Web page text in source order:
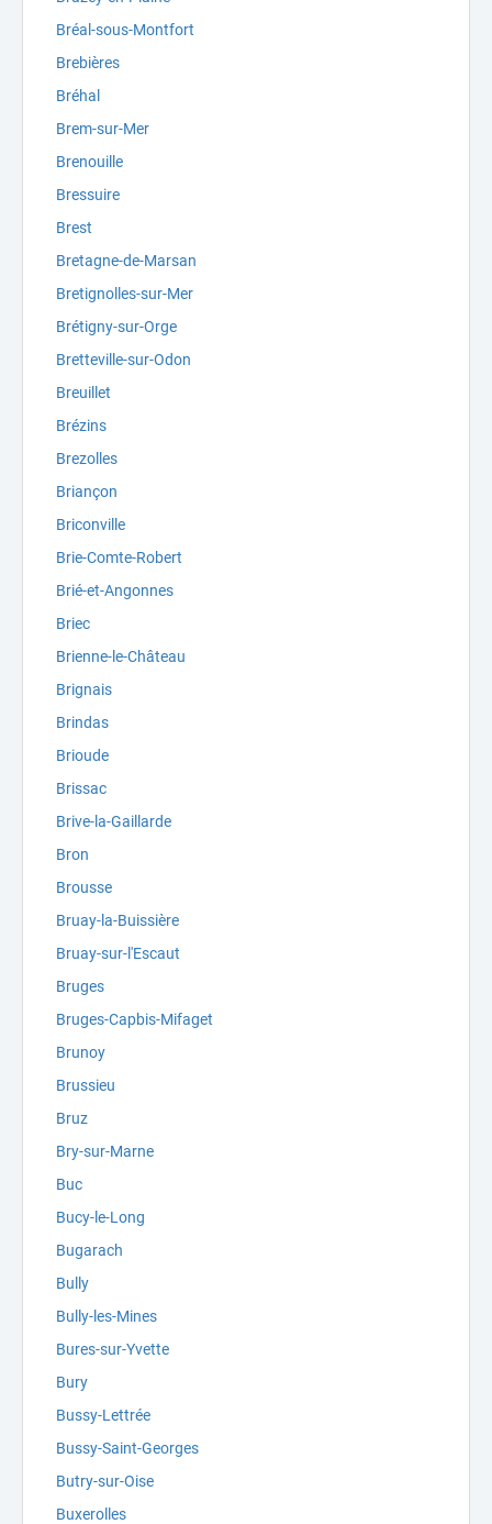
Bréal-sous-Montfort
Brebières
Bréhal
Brem-sur-Mer
Brenouille
Bressuire
Brest
Bretagne-de-Marsan
Bretignolles-sur-Mer
Brétigny-sur-Orge
Bretteville-sur-Odon
Breuillet
Brézins
Brezolles
Briançon
Briconville
Brie-Comte-Robert
Brié-et-Angonnes
Briec
Brienne-le-Château
Brignais
Brindas
Brioude
Brissac
Brive-la-Gaillarde
Bron
Brousse
Bruay-la-Buissière
Bruay-sur-l'Escaut
Bruges
Bruges-Capbis-Mifaget
Brunoy
Brussieu
Bruz
Bry-sur-Marne
Buc
Bucy-le-Long
Bugarach
Bully
Bully-les-Mines
Bures-sur-Yvette
Bury
Bussy-Lettrée
Bussy-Saint-Georges
Butry-sur-Oise
Buxerolles